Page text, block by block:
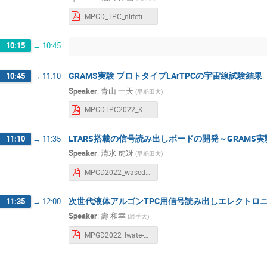
10:15 → 10:45
10:45 → 11:10 GRAMS実験 プロトタイプLArTPCの宇宙線試験結果
Speaker: 青山 一天 (早稲田大)
MPGDTPC2022_KazutakaAoyama.pdf
11:10 → 11:35 LTARS搭載の信号読み出しボードの開発～GRAMS
Speaker: 清水 虎冴 (早稲田大)
MPGD2022_waseda_shimizu.pdf
11:35 → 12:00 次世代液体アルゴンTPC用信号読み出しエレクトロ
Speaker: 壽 和幸 (岩手大)